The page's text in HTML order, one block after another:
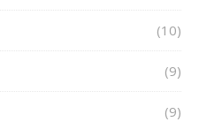
(10)
(9)
(9)